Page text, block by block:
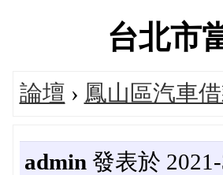
台北市
論壇 › 鳳山區汽車
admin 發表於